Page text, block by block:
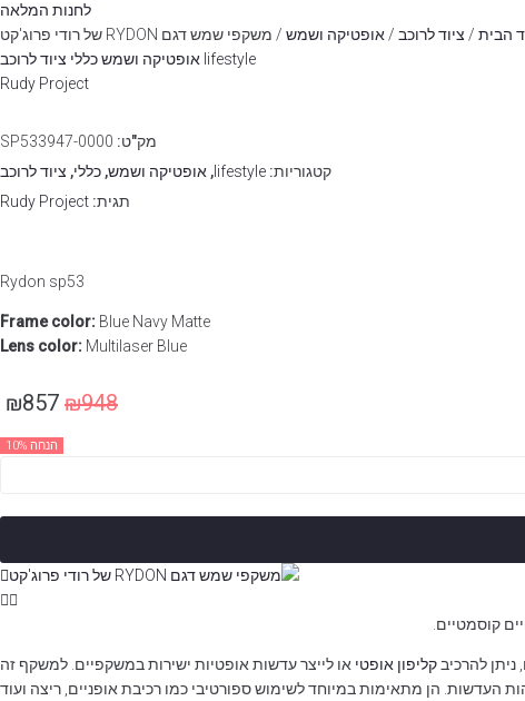
לחנות המלאה
הבית / ציוד לרוכב / אופטיקה ושמש / משקפי שמש דגם RYDON של רודי פרוג'קט
lifestyle אופטיקה ושמשכללי ציוד לרוכב
Rudy Project
מק"ט: SP533947-0000
קטגוריות: lifestyle
, אופטיקה ושמש, כללי, ציוד לרוכב
תגית: Rudy Project
Rydon sp53
Frame color: Blue Navy Matte
Lens color: Multilaser Blue
₪948
₪857
הנחה 10%
קוסמטיים.
להרכיבקליפון אופטי או לייצר עדשות אופטיות ישירות במשקפיים. למשקף זה